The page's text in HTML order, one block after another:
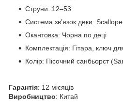
Струни: 12–53
Система зв’язок деки:
Окантовка: Чорна по деці
Комплектація: Гітара, ключ
Колір: Пісочний санбьорст
Гарантія: 12 місяців
Виробництво: Китай